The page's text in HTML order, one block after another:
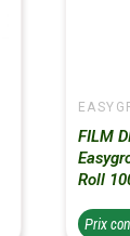
FILM
Roll
Prix